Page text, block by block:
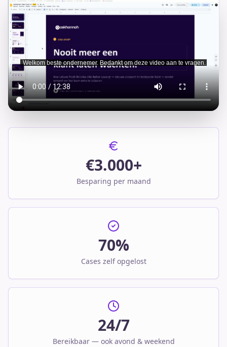
€3.000+
Besparing per maand
70%
Cases zelf opgelost
24/7
Bereikbaar — ook avond & weekend